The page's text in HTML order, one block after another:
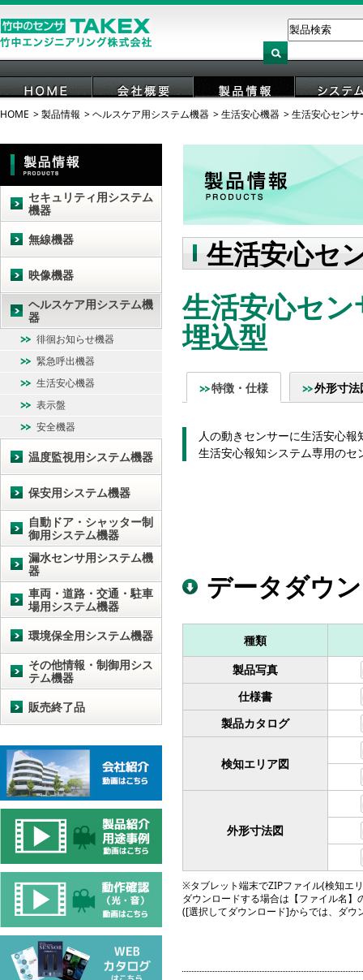
HOME 会社概要 製品情報 システ
HOME 製品情報 ヘルスケア用システム機器 生活安心機器 生活安心センサ
生活安心セ
生活安心セ
埋込型
特徴・仕様 外形寸法
人の動きセンサーに生活安心
生活安心報知システム専用のセ
データダウ
種類
製品写真
仕様書
製品カタログ
検知エリア図
外形寸法図
※タブレット端末でZIPファイル(検知エ
ダウンロードする場合は【ファイル名
([選択してダウンロード]からでは、ダ
セキュリティ用システム
機器
無線機器
映像機器
ヘルスケア用システム機
器
徘徊お知らせ機器
緊急呼出機器
生活安心機器
表示盤
安全機器
温度監視用システム機器
保安用システム機器
自動ドア・シャッター制
御用システム機器
漏水センサ用システム機
器
車両・道路・交通・駐車
場用システム機器
環境保全用システム機器
その他情報・制御用シス
テム機器
販売終了品